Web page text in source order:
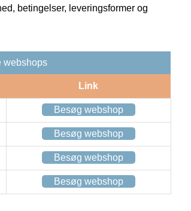
betingelser, leveringsformer og
webshops
Link
Besøg webshop
Besøg webshop
Besøg webshop
Besøg webshop